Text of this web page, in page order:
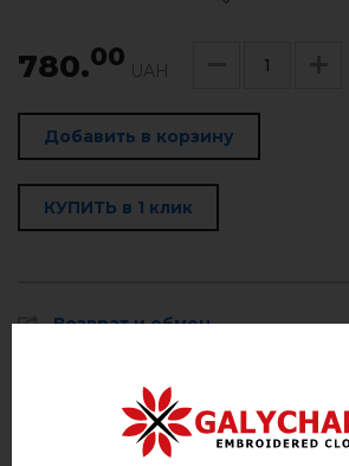
780.00 UAH
Добавить в корзину
КУПИТЬ в 1 клик
Возврат и обмен
Политика Конфиденциальности